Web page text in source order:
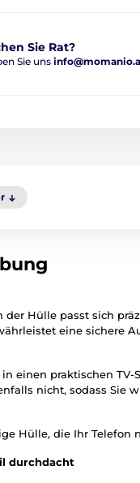
Sie Rat?
Sie uns
der Hülle passt sich
eine sichere
einen praktischen
nicht, sodass Sie
Hülle, die Ihr
durchdacht